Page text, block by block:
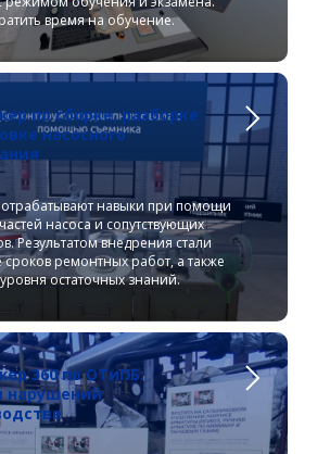
время на обучение.
по сборке, разборке
насосного
навыки при помощи
насоса и сопутствующих
Результатом внедрения стали
ремонтных работ, а также
остаточных знаний.
360 по ОТиПБ:
нарушений